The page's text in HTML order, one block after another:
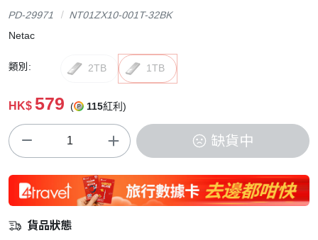
PD-29971
NT01ZX10-001T-32BK
Netac
類別: 2TB 1TB
HK$ 579 ( 115紅利)
缺貨中
貨品狀態